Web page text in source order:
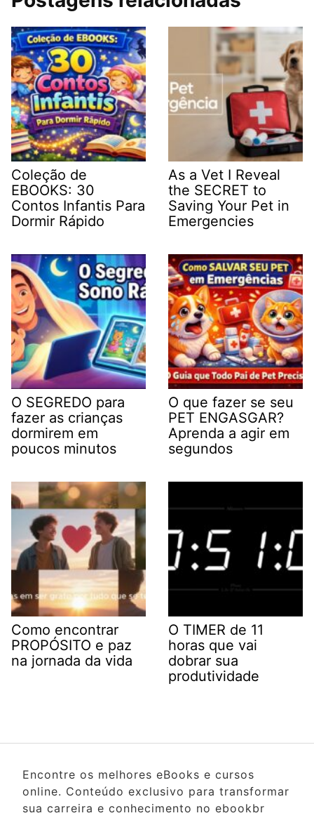
Coleção de
EBOOKS: 30
Contos Infantis Para
Dormir Rápido
As a Vet I Reveal
the SECRET to
Saving Your Pet in
Emergencies
O SEGREDO para
fazer as crianças
dormirem em
poucos minutos
O que fazer se seu
PET ENGASGAR?
Aprenda a agir em
segundos
Como encontrar
PROPÓSITO e paz
na jornada da vida
O TIMER de 11
horas que vai
dobrar sua
produtividade
Encontre os melhores eBooks e cursos
online. Conteúdo exclusivo para transformar
sua carreira e conhecimento no ebookbr